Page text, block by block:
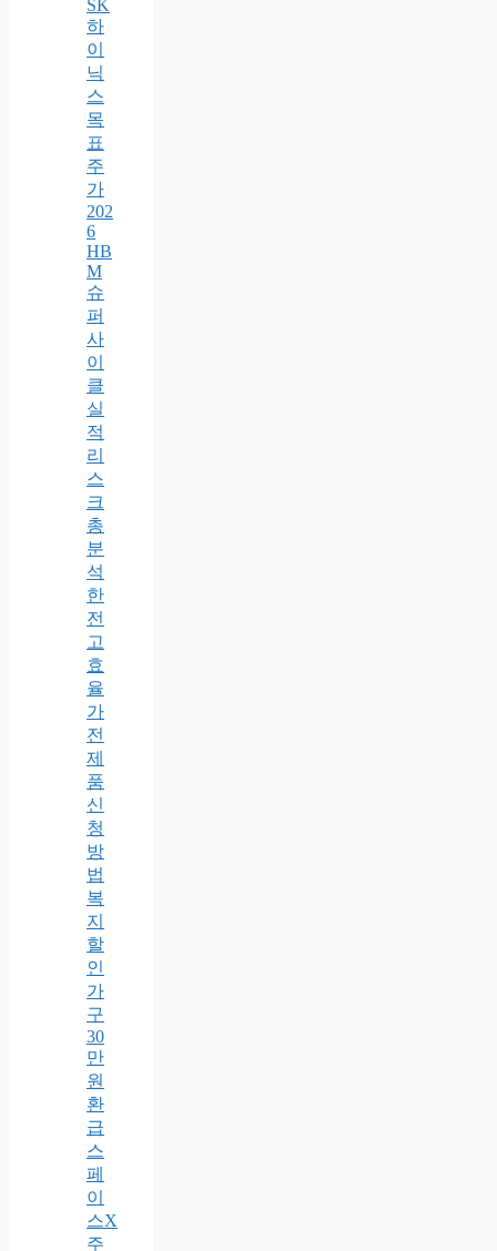
SK
하
이
닉
스
목
표
주
가
202
6
HB
M
슈
퍼
사
이
클
실
적
리
스
크
총
분
석
한
전
고
효
율
가
전
제
품
신
청
방
법
복
지
할
인
가
구
30
만
원
환
급
스
페
이
스X
주